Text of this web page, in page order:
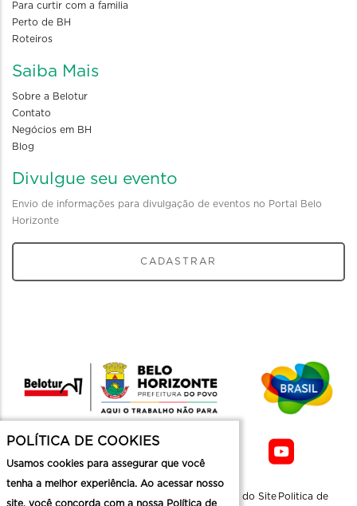
Para curtir com a familia
Perto de BH
Roteiros
Saiba Mais
Sobre a Belotur
Contato
Negócios em BH
Blog
Divulgue seu evento
Envio de informações para divulgação de eventos no Portal Belo
Horizonte
CADASTRAR
Mapa do Site Politica de
POLÍTICA DE COOKIES
Usamos cookies para assegurar que você
tenha a melhor experiência. Ao acessar nosso
site, você concorda com a nossa Política de